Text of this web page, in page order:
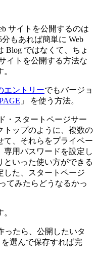
サイトを公開するのは
もあれば簡単に Web
Blog ではなくて、ちょ
イトを公開する方法な
エントリーでもバージョ
」 を使う方法。
・スタートページサー
トップのように、複数の
て、それらをプライベー
専用パスワードを設定し
といった使い方ができる
した、スタートページ
てみたらどうなるかっ
ったら、公開したいタ
選んで保存すれば完